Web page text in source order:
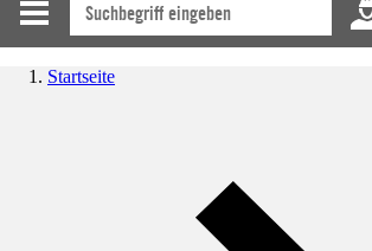
Startseite